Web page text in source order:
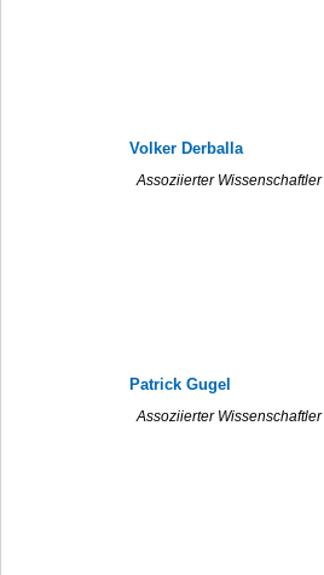
Volker Derballa
Assoziierter Wissenschaftler
Patrick Gugel
Assoziierter Wissenschaftler